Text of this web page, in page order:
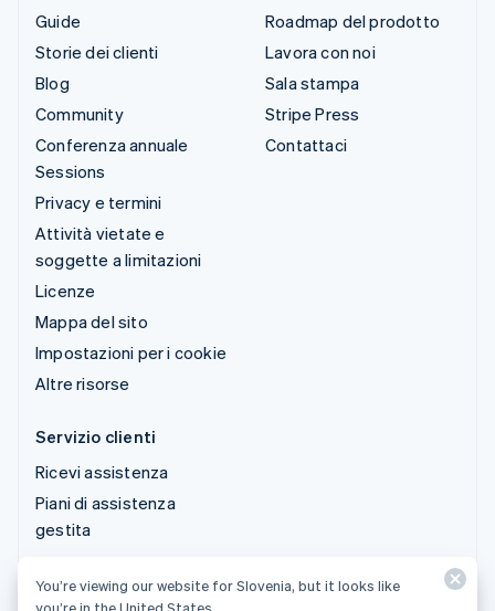
Guide
Storie dei clienti
Blog
Community
Conferenza annuale
Sessions
Privacy e termini
Attività vietate e
soggette a limitazioni
Licenze
Mappa del sito
Impostazioni per i cookie
Altre risorse
Roadmap del prodotto
Lavora con noi
Sala stampa
Stripe Press
Contattaci
Servizio clienti
Ricevi assistenza
Piani di assistenza
gestita
© 2026 Stripe, LLC
You’re viewing our website for Slovenia, but it looks like
you’re in the United States.